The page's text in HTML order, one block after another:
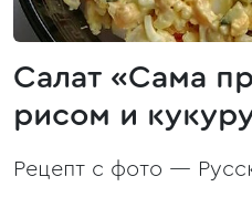
Салат «Сама
рисом и
Рецепт с фото —